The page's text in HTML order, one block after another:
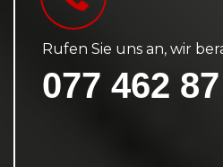
Rufen Sie uns an, wir
077 462